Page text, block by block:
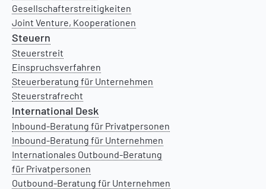
Gesellschafterstreitigkeiten
Joint Venture, Kooperationen
Steuern
Steuerstreit
Einspruchsverfahren
Steuerberatung für Unternehmen
Steuerstrafrecht
International Desk
Inbound-Beratung für Privatpersonen
Inbound-Beratung für Unternehmen
Internationales Outbound-Beratung
für Privatpersonen
Outbound-Beratung für Unternehmen